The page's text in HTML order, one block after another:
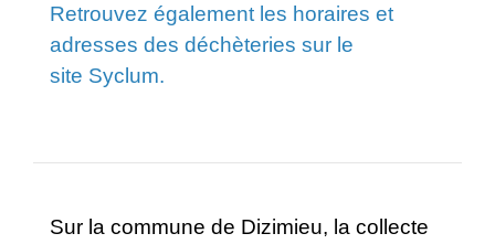
Retrouvez également les horaires et
adresses des déchèteries sur le
site Syclum.
Sur la commune de Dizimieu, la collecte